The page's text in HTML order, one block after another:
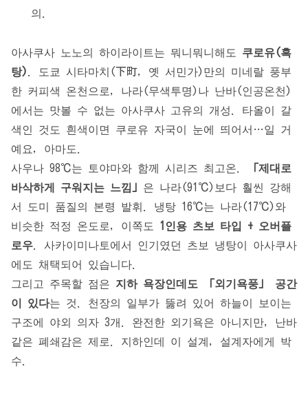
의.
아사쿠사 노노의 하이라이트는 뭐니뭐니해도 쿠로유(흑
탕)
. 도쿄 시타마치(下町, 옛 서민가)만의 미네랄 풍부
한 커피색 온천으로, 나라(무색투명)나 난바(인공온천)
에서는 맛볼 수 없는 아사쿠사 고유의 개성. 타올이 갈
색인 것도 흰색이면 쿠로유 자국이 눈에 띄어서…일 거
예요, 아마도.
사우나 98℃는 토야마와 함께 시리즈 최고온.
「제대로
바삭하게 구워지는 느낌」 은 나라(91℃)보다 훨씬 강해
서 도미 품질의 본령 발휘. 냉탕 16℃는 나라(17℃)와
비슷한 적정 온도로, 이쪽도 1인용 츠보 타입 + 오버플
로우 . 사카이미나토에서 인기였던 츠보 냉탕이 아사쿠사
에도 채택되어 있습니다.
그리고 주목할 점은 지하 욕장인데도 「외기욕풍」 공간
이 있다는 것. 천장의 일부가 뚫려 있어 하늘이 보이는
구조에 야외 의자 3개. 완전한 외기욕은 아니지만, 난바
같은 폐쇄감은 제로. 지하인데 이 설계, 설계자에게 박
수.